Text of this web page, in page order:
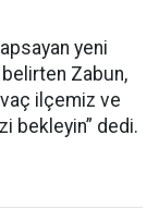
yeni
belirten Zabun,
ilçemiz ve
bekleyin” dedi.